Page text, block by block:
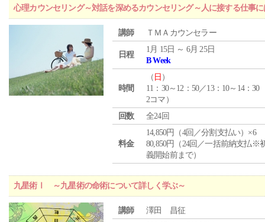
心理カウンセリング～対話を深めるカウンセリング～人に接する仕事
講師 ＴＭＡカウンセラー
日程
1月 15日 ～ 6月 25日
B Week
時間
（ 日 ）
11：30～12：50／13：10～14：30
2コマ）
回数
全24回
料金
14,850円（4回／分割支払い）×6
80,850円（24回／一括前納支払※
義開始前まで）
九星術Ⅰ ～九星術の命術について詳しく学ぶ～
講師 澤田 昌征